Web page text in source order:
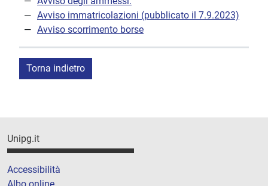
Avviso immatricolazioni (pubblicato il 7.9.2023)
Avviso scorrimento borse
Torna indietro
Unipg.it
Accessibilità
Albo online